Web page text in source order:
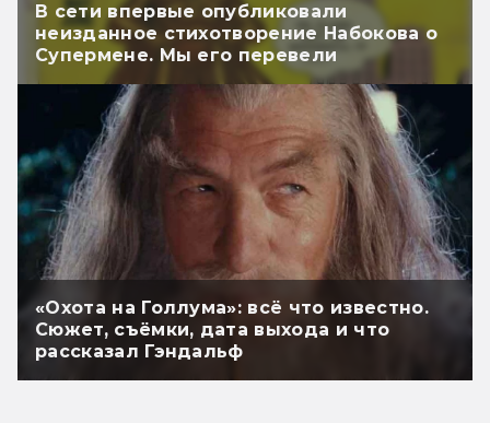
В сети впервые опубликовали
неизданное стихотворение Набокова о
Супермене. Мы его перевели
«Охота на Голлума»: всё что известно.
Сюжет, съёмки, дата выхода и что
рассказал Гэндальф